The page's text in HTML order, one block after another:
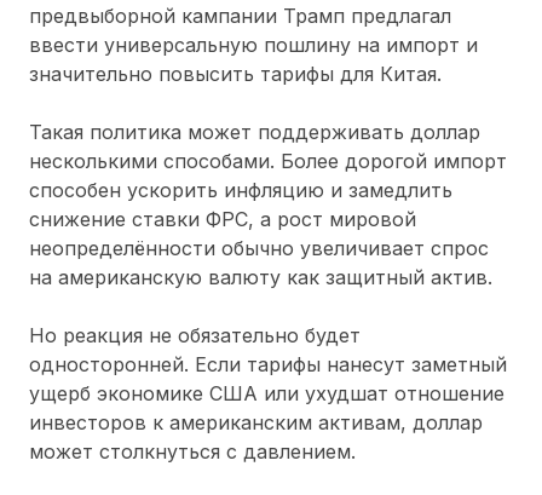
предвыборной кампании Трамп предлагал
ввести универсальную пошлину на импорт и
значительно повысить тарифы для Китая.
Такая политика может поддерживать доллар
несколькими способами. Более дорогой импорт
способен ускорить инфляцию и замедлить
снижение ставки ФРС, а рост мировой
неопределённости обычно увеличивает спрос
на американскую валюту как защитный актив.
Но реакция не обязательно будет
односторонней. Если тарифы нанесут заметный
ущерб экономике США или ухудшат отношение
инвесторов к американским активам, доллар
может столкнуться с давлением.